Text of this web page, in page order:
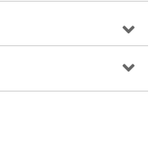
開。
看「雞皮疙瘩」！